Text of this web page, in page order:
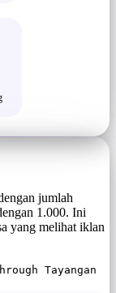
jumlah
1.000. Ini
yang melihat iklan
Tayangan